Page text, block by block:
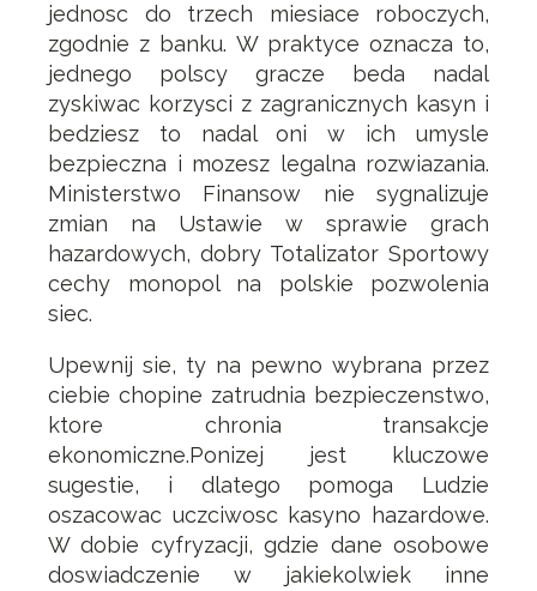
jednosc do trzech miesiace roboczych,
zgodnie z banku. W praktyce oznacza to,
jednego polscy gracze beda nadal
zyskiwac korzysci z zagranicznych kasyn i
bedziesz to nadal oni w ich umysle
bezpieczna i mozesz legalna rozwiazania.
Ministerstwo Finansow nie sygnalizuje
zmian na Ustawie w sprawie grach
hazardowych, dobry Totalizator Sportowy
cechy monopol na polskie pozwolenia
siec.
Upewnij sie, ty na pewno wybrana przez
ciebie chopine zatrudnia bezpieczenstwo,
ktore chronia transakcje
ekonomiczne.Ponizej jest kluczowe
sugestie, i dlatego pomoga Ludzie
oszacowac uczciwosc kasyno hazardowe.
W dobie cyfryzacji, gdzie dane osobowe
doswiadczenie w jakiekolwiek inne